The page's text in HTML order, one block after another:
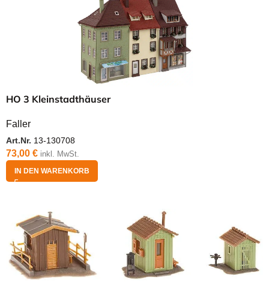
HO 3 Kleinstadthäuser
Faller
Art.Nr. 13-130708
73,00 € inkl. MwSt.
IN DEN WARENKORB